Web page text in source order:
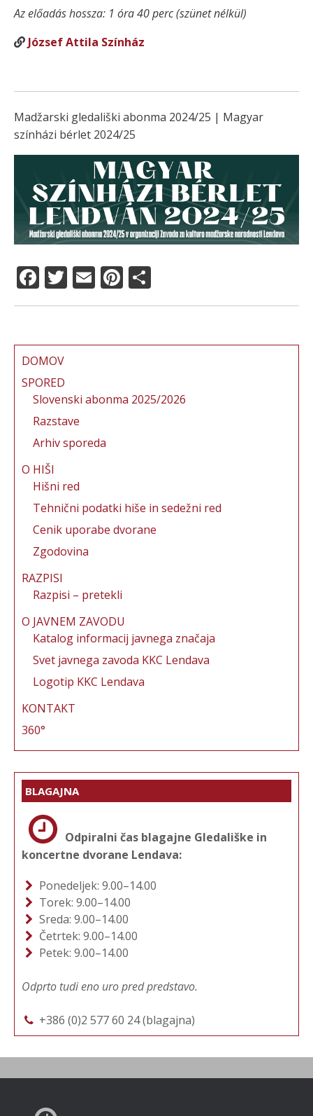
Az előadás hossza: 1 óra 40 perc (szünet nélkül)
József Attila Színház
Madžarski gledališki abonma 2024/25 | Magyar
színházi bérlet 2024/25
F
a
e
b
o
o
k
T
w
te
E
m
l
Pi
n
re
h
re
DOMOV
SPORED
Slovenski abonma 2025/2026
Razstave
Arhiv sporeda
O HIŠI
Hišni red
Tehnični podatki hiše in sedežni red
Cenik uporabe dvorane
Zgodovina
RAZPISI
Razpisi – pretekli
O JAVNEM ZAVODU
Katalog informacij javnega značaja
Svet javnega zavoda KKC Lendava
Logotip KKC Lendava
KONTAKT
360°
BLAGAJNA
Odpiralni čas blagajne Gledališke in
koncertne dvorane Lendava:
Ponedeljek: 9.00–14.00
Torek: 9.00–14.00
Sreda: 9.00–14.00
Četrtek: 9.00–14.00
Petek: 9.00–14.00
Odprto tudi eno uro pred predstavo.
+386 (0)2 577 60 24 (blagajna)